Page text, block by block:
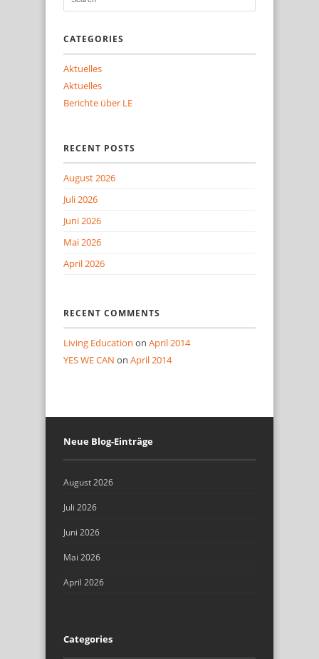
CATEGORIES
Aktuelles
Aktuelles
Berichte über LE
RECENT POSTS
August 2026
Juli 2026
Juni 2026
Mai 2026
April 2026
RECENT COMMENTS
Living Education on April 2014
YES WE CAN on April 2014
Neue Blog-Einträge
August 2026
Juli 2026
Juni 2026
Mai 2026
April 2026
Categories